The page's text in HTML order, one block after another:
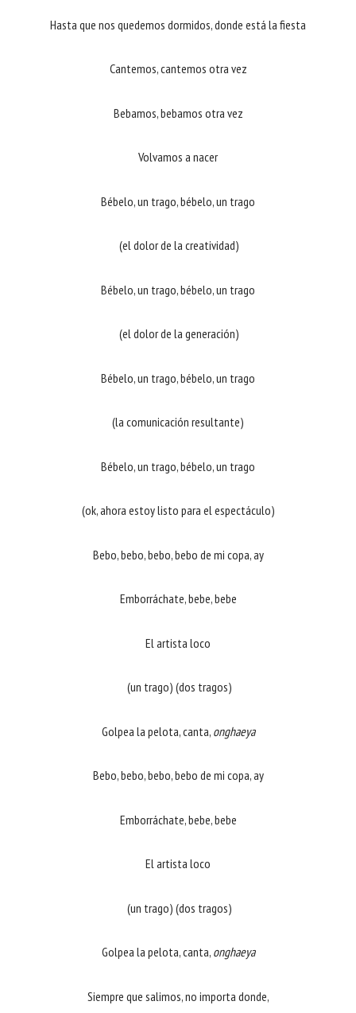
Hasta que nos quedemos dormidos, donde está la fiesta
Cantemos, cantemos otra vez
Bebamos, bebamos otra vez
Volvamos a nacer
Bébelo, un trago, bébelo, un trago
(el dolor de la creatividad)
Bébelo, un trago, bébelo, un trago
(el dolor de la generación)
Bébelo, un trago, bébelo, un trago
(la comunicación resultante)
Bébelo, un trago, bébelo, un trago
(ok, ahora estoy listo para el espectáculo)
Bebo, bebo, bebo, bebo de mi copa, ay
Emborráchate, bebe, bebe
El artista loco
(un trago) (dos tragos)
Golpea la pelota, canta, onghaeya
Bebo, bebo, bebo, bebo de mi copa, ay
Emborráchate, bebe, bebe
El artista loco
(un trago) (dos tragos)
Golpea la pelota, canta, onghaeya
Siempre que salimos, no importa donde,